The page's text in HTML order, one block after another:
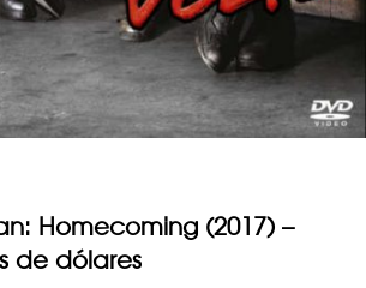
Homecoming (2017) –
de dólares